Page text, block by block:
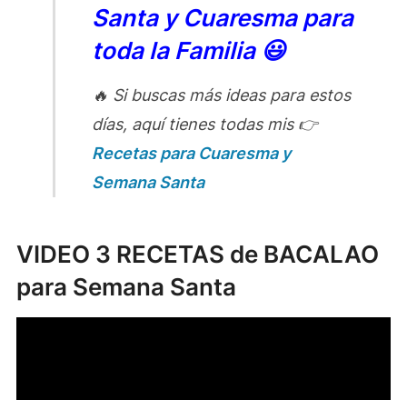
Santa y Cuaresma para
toda la Familia 😃
🔥 Si buscas más ideas para estos
días, aquí tienes todas mis 👉
Recetas para Cuaresma y
Semana Santa
VIDEO 3 RECETAS de BACALAO
para Semana Santa